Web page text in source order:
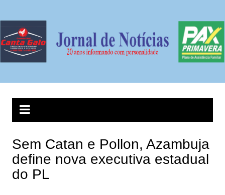
conteúdo
Sem Catan e Pollon, Azambuja
define nova executiva estadual
do PL